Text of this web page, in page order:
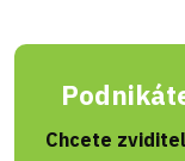
Chcete